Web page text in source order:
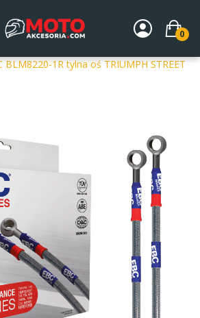
0
MOTOCYKLA
Układ hamulcowy
1R tylna oś TRIUMPH STREET